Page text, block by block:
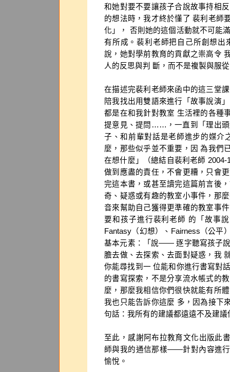
和她對要不要讓孩子合說故事持相
的想法時，我才終於懂了 裴利老師
化」， 否則她的這個活動就不可能
有所成。裴利老師把自己所創想出
說，她對學前教育的貢獻之崇高令
人的反思與判 斷，而不是複製與服
在描述完裴利老師來函中的這三堂
陪我找出用雙語來進行「故事說演
都是在和我針對教室 生活裡的各種
提意見、提問……，一直到「理出頭
子、和前輩對話是老師進步的媒介
麼，那些似乎並不重要，因 為我們
在想什麼」（總結自裴利老師
做到應盡的責任，不會更糟，只會
完這本書，或甚至讀完這篇前言後
奇、疑惑或有趣的教室小事件，那
音來幫助自己獲得更準確的教室事
要和孩子進行裴利老師 的「故事
Fantasy（幻想）、Fairness（公平
基本元素：「說—— 逐字聽寫孩子
膽去做、去探索、去面對疑惑，我
你能尋找到一 位能和你進行書寫對
的書寫探索，不是分享流水帳式的
麼，那麼我相信你們很快就能有所
我也只能告訴你這麼 多，因為接下
句話：我所有的建議都遠遠不及建
至此，感謝阿布拉教育文化出版此
師與我的通信那樣——針對內容進
愉悅。